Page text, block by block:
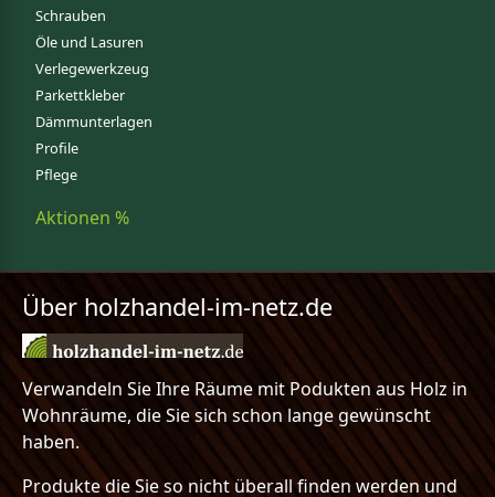
Schrauben
Öle und Lasuren
Verlegewerkzeug
Parkettkleber
Dämmunterlagen
Profile
Pflege
Aktionen %
Über holzhandel-im-netz.de
Verwandeln Sie Ihre Räume mit Podukten aus Holz in
Wohnräume, die Sie sich schon lange gewünscht
haben.
Produkte die Sie so nicht überall finden werden und